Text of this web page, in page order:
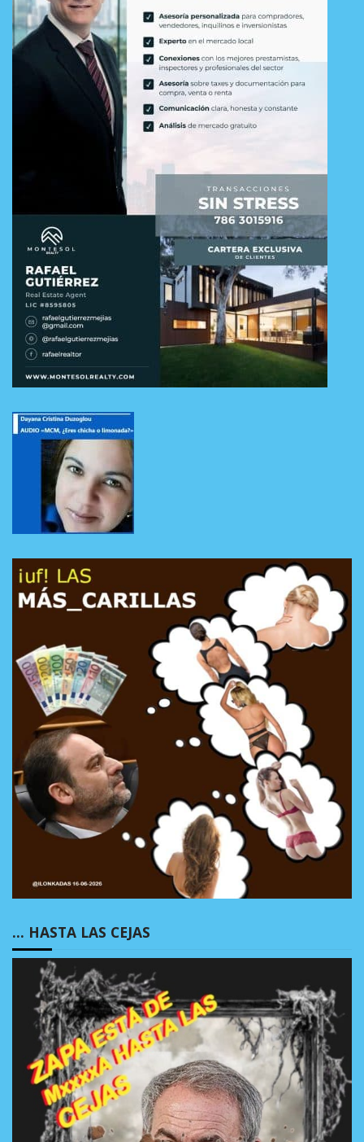
… HASTA LAS CEJAS